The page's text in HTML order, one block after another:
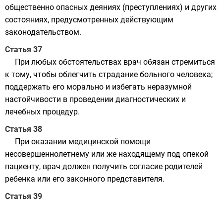
общественно опасных деяниях (преступлениях) и других
состояниях, предусмотренных действующим
законодательством.
Статья 37
При любых обстоятельствах врач обязан стремиться
к тому, чтобы облегчить страдание больного человека;
поддержать его морально и избегать неразумной
настойчивости в проведении диагностических и
лечебных процедур.
Статья 38
При оказании медицинской помощи
несовершеннолетнему или же находящему под опекой
пациенту, врач должен получить согласие родителей
ребенка или его законного представителя.
Статья 39